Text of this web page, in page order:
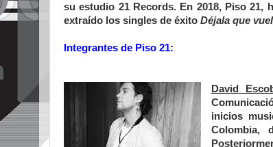
su estudio 21 Records. En 2018, Piso 21,
extraído los singles de éxito Déjala que
Integrantes de Piso 21:
David
inicios
Colombia,